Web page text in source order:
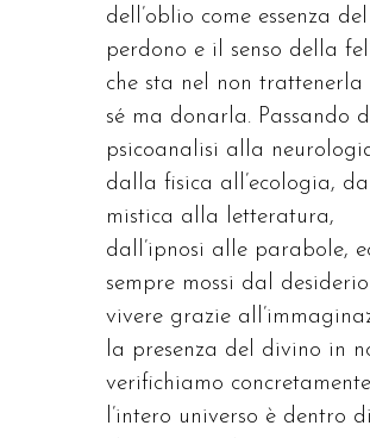
dell’oblio come essenza del
perdono e il senso della
che sta nel non trattenerla
sé ma donarla. Passando
psicoanalisi alla
dalla fisica all’ecologia,
mistica alla letteratura,
dall’ipnosi alle parabole,
sempre mossi dal
vivere grazie
la presenza del divino in
verifichiamo
l’intero universo è dentro